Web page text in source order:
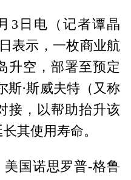
3日电（记者谭晶
表示，一枚商业航
升空，部署至预定
斯·斯威夫特（又称
接，以帮助抬升该
其使用寿命。
国诺思罗普-格鲁